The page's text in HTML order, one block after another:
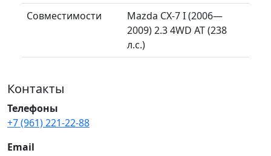
Совместимости
Mazda CX-7 I (2006—
2009) 2.3 4WD AT (238
л.с.)
Контакты
Телефоны
+7 (961) 221-22-88
Email